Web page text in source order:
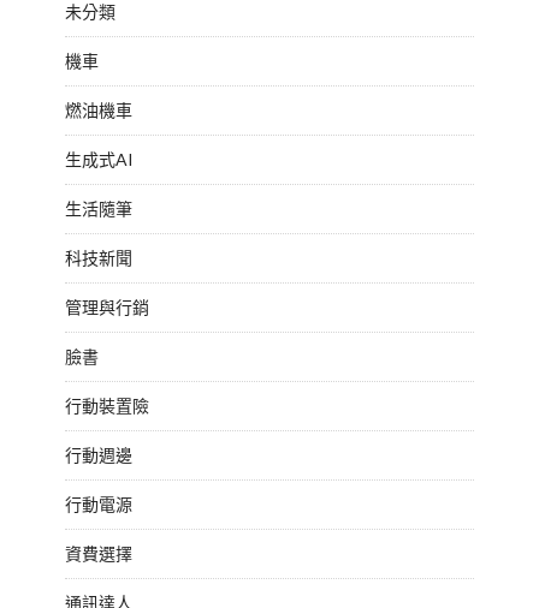
未分類
機車
燃油機車
生成式AI
生活隨筆
科技新聞
管理與行銷
臉書
行動裝置險
行動週邊
行動電源
資費選擇
通訊達人